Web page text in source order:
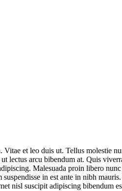
et leo duis ut. Tellus molestie
lectus arcu bibendum at. Quis
Malesuada proin libero
in est ante in nibh
nisl suscipit adipiscing bibendum